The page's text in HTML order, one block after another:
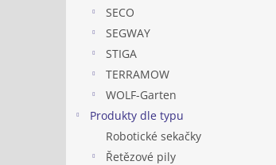
SECO
SEGWAY
STIGA
TERRAMOW
WOLF-Garten
Produkty dle typu
Robotické sekačky
Řetězové pily